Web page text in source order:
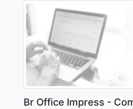
Br Office Impress -